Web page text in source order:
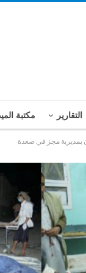
التقارير مكتبة
بمديرية مجز في صعدة